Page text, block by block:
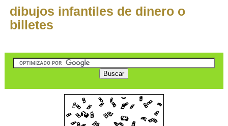
dibujos infantiles de dinero o
billetes